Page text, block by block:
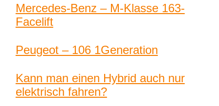
Mercedes-Benz – M-Klasse 163-
Facelift
Peugeot – 106 1Generation
Kann man einen Hybrid auch nur
elektrisch fahren?